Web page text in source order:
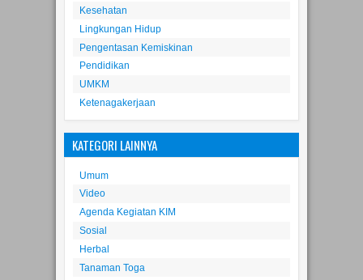
Lingkungan Hidup
Pengentasan Kemiskinan
Pendidikan
UMKM
Ketenagakerjaan
Umum
Video
Agenda Kegiatan KIM
Sosial
Herbal
Tanaman Toga
Keamanan